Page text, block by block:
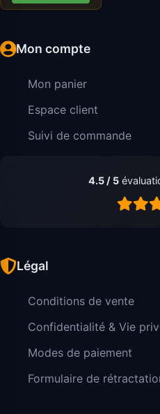
Mon compte
Mon panier
Espace client
Suivi de commande
4.5 / 5
Légal
Conditions de vente
Confidentialité & Vie
Modes de paiement
Formulaire de